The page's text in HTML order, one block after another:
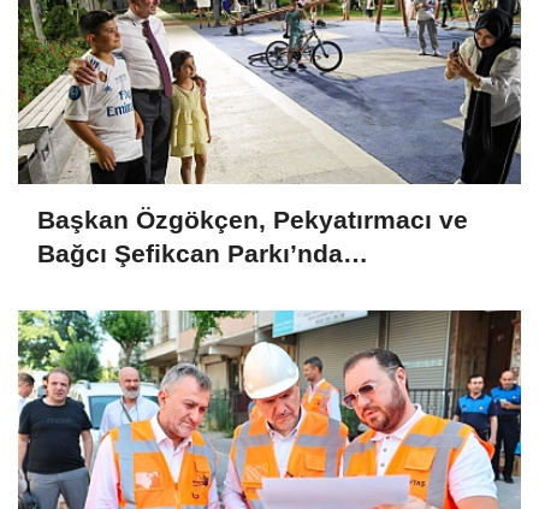
Başkan Özgökçen, Pekyatırmacı ve
Bağcı Şefikcan Parkı’nda